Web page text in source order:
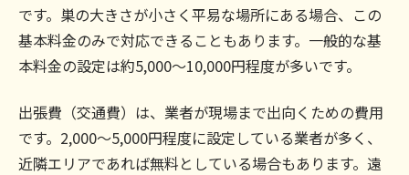
です。巣の大きさが小さく平易な場所にある場合、この
基本料金のみで対応できることもあります。一般的な基
本料金の設定は約5,000～10,000円程度が多いです。
出張費（交通費）は、業者が現場まで出向くための費用
です。2,000～5,000円程度に設定している業者が多く、
近隣エリアであれば無料としている場合もあります。遠